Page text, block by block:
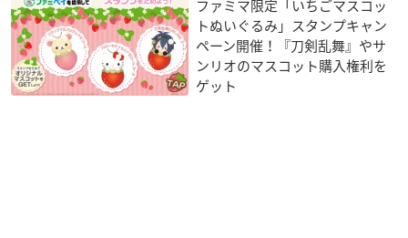
ファミマ限定「いちごマスコッ
トぬいぐるみ」スタンプキャン
ペーン開催！『刀剣乱舞』やサ
ンリオのマスコット購入権利を
ゲット